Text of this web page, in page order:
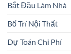
Bắt Đầu Làm Nhà
Bố Trí Nội Thất
Dự Toán Chi Phí